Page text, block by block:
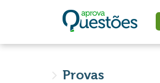
Provas